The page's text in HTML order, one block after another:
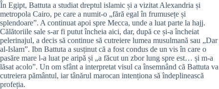
În Egipt, Battuta a studiat dreptul islamic și a vizitat Alexandria și
metropola Cairo, pe care a numit-o „fără egal în frumusețe și
splendoare”. A continuat apoi spre Mecca, unde a luat parte la hajj.
Călătoriile sale s-ar fi putut încheia aici, dar, după ce și-a încheiat
pelerinajul, a decis să continue să cutreiere lumea musulmană sau „Dar
al-Islam”. Ibn Battuta a susținut că a fost condus de un vis în care o
pasăre mare l-a luat pe aripă și „a făcut un zbor lung spre est… și m-a
lăsat acolo”. Un om sfânt a interpretat visul ca însemnând că Battuta va
cutreiera pământul, iar tânărul marocan intenționa să îndeplinească
profeția.